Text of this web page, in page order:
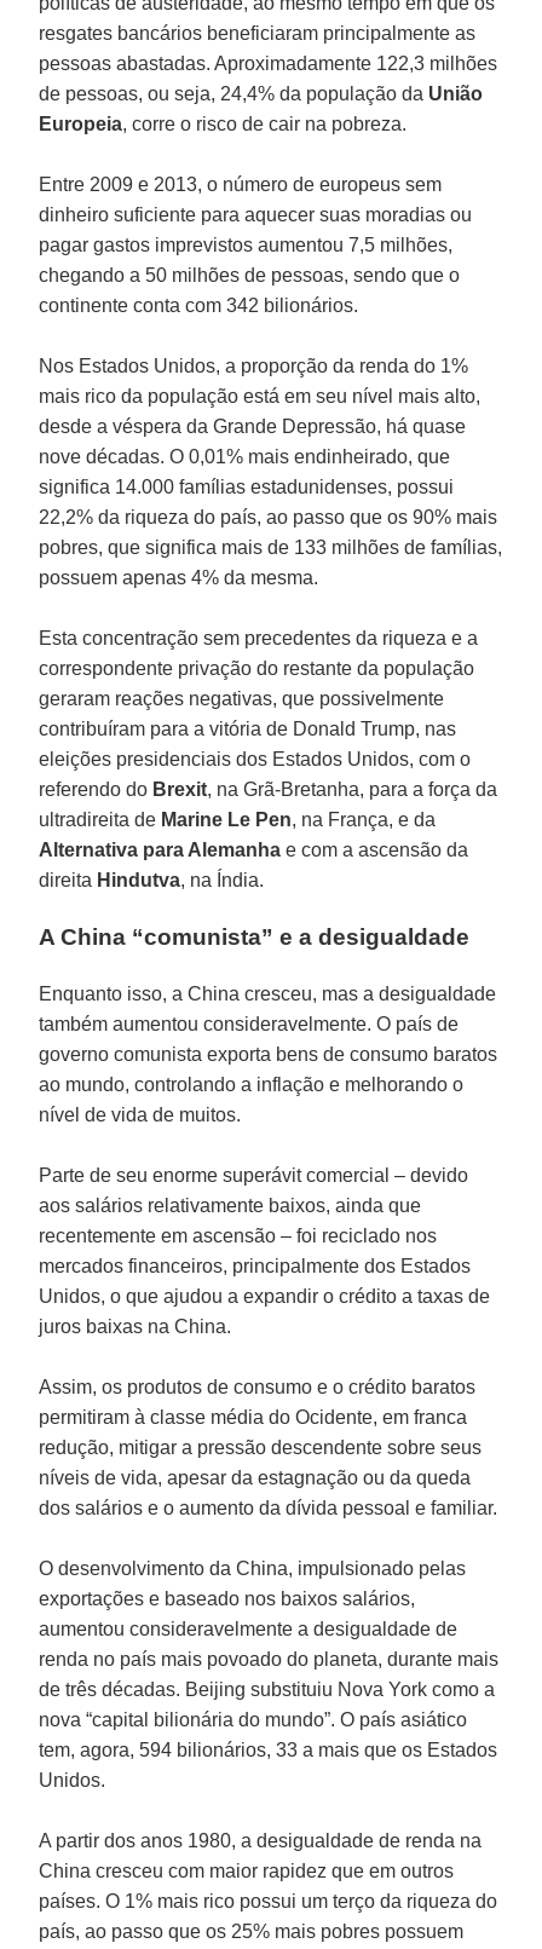
resgates bancários beneficiaram principalmente as
pessoas abastadas. Aproximadamente 122,3 milhões
de pessoas, ou seja, 24,4% da população da União
Europeia, corre o risco de cair na pobreza.
Entre 2009 e 2013, o número de europeus sem
dinheiro suficiente para aquecer suas moradias ou
pagar gastos imprevistos aumentou 7,5 milhões,
chegando a 50 milhões de pessoas, sendo que o
continente conta com 342 bilionários.
Nos Estados Unidos, a proporção da renda do 1%
mais rico da população está em seu nível mais alto,
desde a véspera da Grande Depressão, há quase
nove décadas. O 0,01% mais endinheirado, que
significa 14.000 famílias estadunidenses, possui
22,2% da riqueza do país, ao passo que os 90% mais
pobres, que significa mais de 133 milhões de famílias,
possuem apenas 4% da mesma.
Esta concentração sem precedentes da riqueza e a
correspondente privação do restante da população
geraram reações negativas, que possivelmente
contribuíram para a vitória de Donald Trump, nas
eleições presidenciais dos Estados Unidos, com o
referendo do Brexit, na Grã-Bretanha, para a força da
ultradireita de Marine Le Pen, na França, e da
Alternativa para Alemanha e com a ascensão da
direita Hindutva, na Índia.
A China “comunista” e a desigualdade
Enquanto isso, a China cresceu, mas a desigualdade
também aumentou consideravelmente. O país de
governo comunista exporta bens de consumo baratos
ao mundo, controlando a inflação e melhorando o
nível de vida de muitos.
Parte de seu enorme superávit comercial – devido
aos salários relativamente baixos, ainda que
recentemente em ascensão – foi reciclado nos
mercados financeiros, principalmente dos Estados
Unidos, o que ajudou a expandir o crédito a taxas de
juros baixas na China.
Assim, os produtos de consumo e o crédito baratos
permitiram à classe média do Ocidente, em franca
redução, mitigar a pressão descendente sobre seus
níveis de vida, apesar da estagnação ou da queda
dos salários e o aumento da dívida pessoal e familiar.
O desenvolvimento da China, impulsionado pelas
exportações e baseado nos baixos salários,
aumentou consideravelmente a desigualdade de
renda no país mais povoado do planeta, durante mais
de três décadas. Beijing substituiu Nova York como a
nova “capital bilionária do mundo”. O país asiático
tem, agora, 594 bilionários, 33 a mais que os Estados
Unidos.
A partir dos anos 1980, a desigualdade de renda na
China cresceu com maior rapidez que em outros
países. O 1% mais rico possui um terço da riqueza do
país, ao passo que os 25% mais pobres possuem